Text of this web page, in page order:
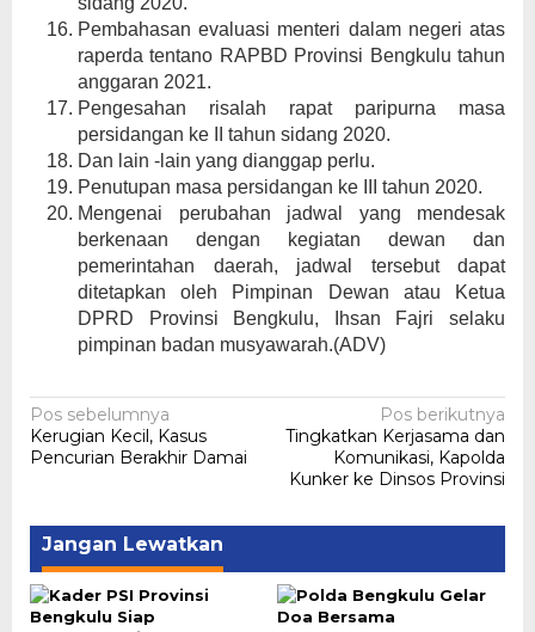
Pembahasan evaluasi menteri dalam negeri atas
raperda tentano RAPBD Provinsi Bengkulu tahun
anggaran 2021.
Pengesahan risalah rapat paripurna masa
persidangan ke II tahun sidang 2020.
Dan lain -lain yang dianggap perlu.
Penutupan masa persidangan ke III tahun 2020.
Mengenai perubahan jadwal yang mendesak
berkenaan dengan kegiatan dewan dan
pemerintahan daerah, jadwal tersebut dapat
ditetapkan oleh Pimpinan Dewan atau Ketua
DPRD Provinsi Bengkulu, Ihsan Fajri selaku
pimpinan badan musyawarah.(ADV)
Navigasi
pos
Pos sebelumnya
Kerugian Kecil, Kasus
Pencurian Berakhir Damai
Pos berikutnya
Tingkatkan Kerjasama dan
Komunikasi, Kapolda
Kunker ke Dinsos Provinsi
Jangan Lewatkan